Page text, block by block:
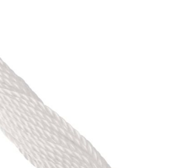
черен, 75x400 см, плат оксфорд
from credit institutions
е с информационна цел.
в количката си с бутона "Добави в
ще можете да изберете броя
informativ. Adăugați produsul în
unde veți putea selecta detaliile